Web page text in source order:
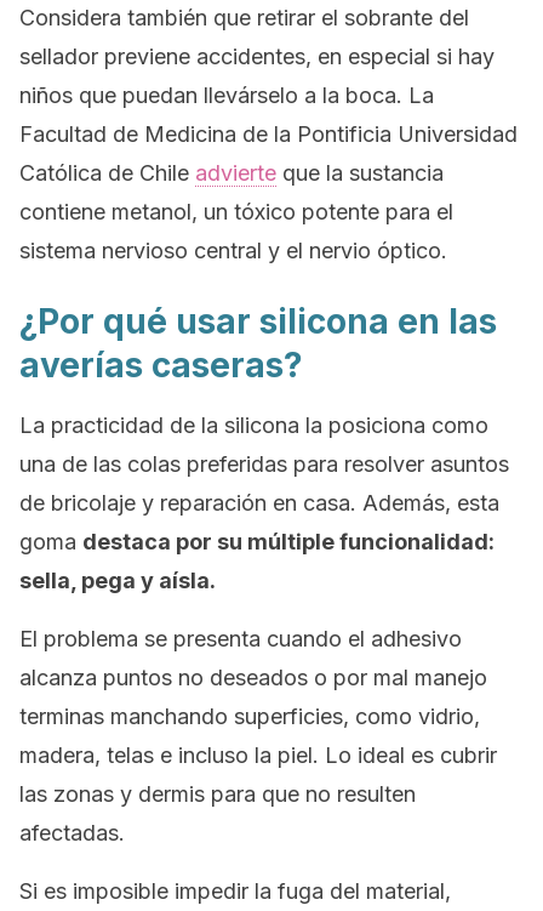
Considera también que retirar el sobrante del
sellador previene accidentes, en especial si hay
niños que puedan llevárselo a la boca. La
Facultad de Medicina de la Pontificia Universidad
Católica de Chile advierte que la sustancia
contiene metanol, un tóxico potente para el
sistema nervioso central y el nervio óptico.
¿Por qué usar silicona en las
averías caseras?
La practicidad de la silicona la posiciona como
una de las colas preferidas para resolver asuntos
de bricolaje y reparación en casa. Además, esta
goma destaca por su múltiple funcionalidad:
sella, pega y aísla.
El problema se presenta cuando el adhesivo
alcanza puntos no deseados o por mal manejo
terminas manchando superficies, como vidrio,
madera, telas e incluso la piel. Lo ideal es cubrir
las zonas y dermis para que no resulten
afectadas.
Si es imposible impedir la fuga del material,